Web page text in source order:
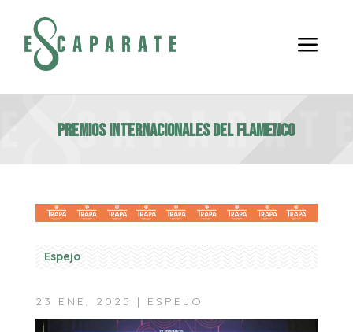
a
PREMIOS INTERNACIONALES DEL FLAMENCO
Espejo
23 ENE, 2025 | ESPEJO